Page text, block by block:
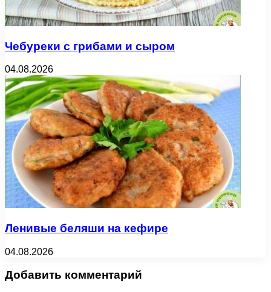
Чебуреки с грибами и сыром
04.08.2026
Ленивые беляши на кефире
04.08.2026
Добавить комментарий